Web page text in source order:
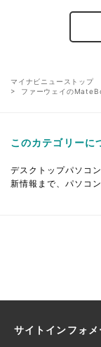
マイナビニューストップ
ファーウェイの
このカテゴリーに
デスクトップパソコ
新情報まで、パソコ
サイトインフォメ